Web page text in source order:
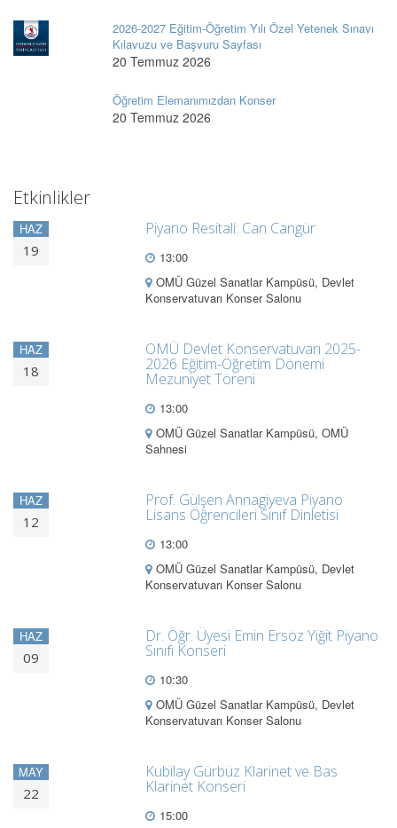
2026-2027 Eğitim-Öğretim Yılı Özel Yetenek Sınavı
Kılavuzu ve Başvuru Sayfası
20 Temmuz 2026
Öğretim Elemanımızdan Konser
20 Temmuz 2026
Etkinlikler
HAZ
19
Piyano Resitali: Can Cangür
13:00
OMÜ Güzel Sanatlar Kampüsü, Devlet
Konservatuvarı Konser Salonu
HAZ
18
OMÜ Devlet Konservatuvarı 2025-
2026 Eğitim-Öğretim Dönemi
Mezuniyet Töreni
13:00
OMÜ Güzel Sanatlar Kampüsü, OMÜ
Sahnesi
HAZ
12
Prof. Gülşen Annagiyeva Piyano
Lisans Öğrencileri Sınıf Dinletisi
13:00
OMÜ Güzel Sanatlar Kampüsü, Devlet
Konservatuvarı Konser Salonu
HAZ
09
Dr. Öğr. Üyesi Emin Ersöz Yiğit Piyano
Sınıfı Konseri
10:30
OMÜ Güzel Sanatlar Kampüsü, Devlet
Konservatuvarı Konser Salonu
MAY
22
Kubilay Gürbüz Klarinet ve Bas
Klarinet Konseri
15:00